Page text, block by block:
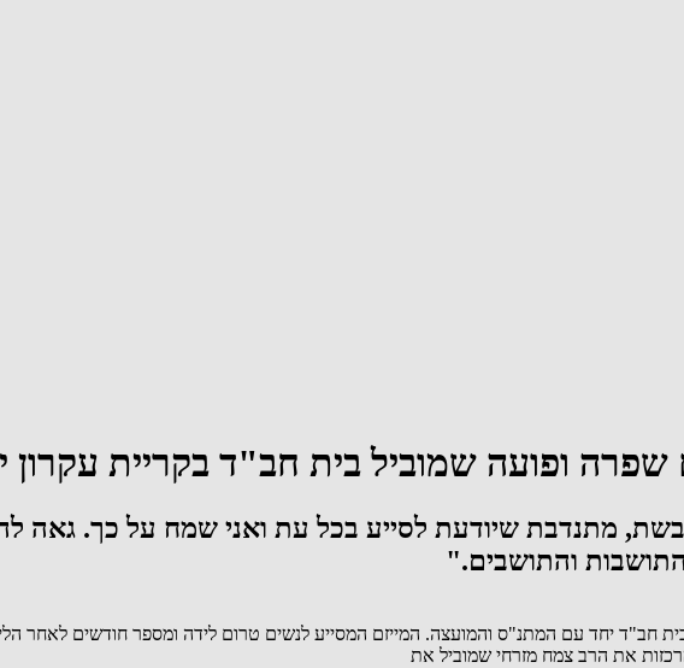
שפרה ופועה שמוביל בית חב"ד בקריית
מתנדבת שיודעת לסייע בכל עת ואני שמח על כך. גאה
והתושבים."
חב"ד יחד עם המתנ"ס והמועצה. המייזם המסייע לנשים טרום לידה ומספר חודשים לאחר
את הרב צמח מזרחי שמוביל את